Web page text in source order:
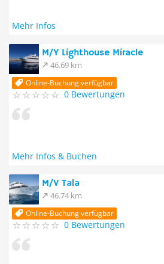
Mehr Infos
M/Y Lighthouse Miracle
46.69 km
Online-Buchung verfügbar
0 Bewertungen
Mehr Infos & Buchen
M/V Tala
46.74 km
Online-Buchung verfügbar
0 Bewertungen